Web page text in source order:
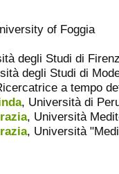
of Foggia
degli Studi di
degli Studi di
a tempo
, Università di
, Università
, Università